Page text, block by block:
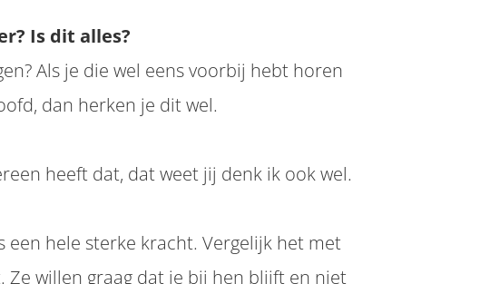
Is dit alles?
Als je die wel eens voorbij hebt horen
dan herken je dit wel.
heeft dat, dat weet jij denk ik ook wel.
een hele sterke kracht. Vergelijk het met
Ze willen graag dat je bij hen blijft en niet